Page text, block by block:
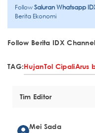
FollowSaluran Whatsapp
Berita Ekonomi
Follow Berita IDX
TAG:HujanTol CipaliArus
Tim Editor
Mei Sada